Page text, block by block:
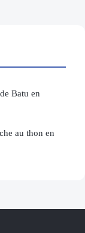
Batu en
au thon en